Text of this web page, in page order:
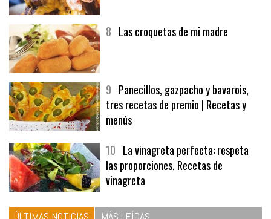
9Panecillos, gazpacho y bavarois,
tres recetas de premio | Recetas y
menús
10La vinagreta perfecta: respeta
las proporciones. Recetas de
vinagreta